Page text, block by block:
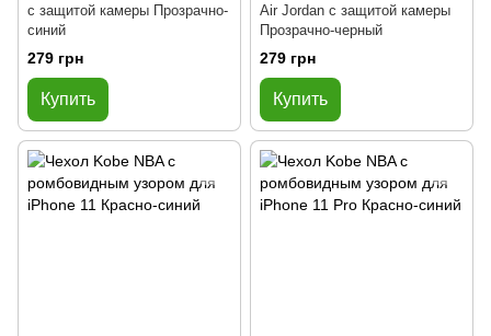
с защитой камеры Прозрачно-
синий
279 грн
Купить
Air Jordan с защитой камеры
Прозрачно-черный
279 грн
Купить